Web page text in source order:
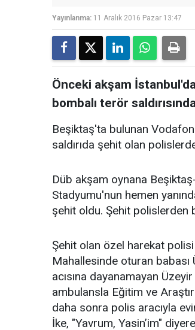
Yayınlanma: 11 Aralık 2016 Pazar 13:47
Önceki akşam
bombalı terör
Beşiktaş'ta bulunan
saldırıda şehit olan
Düb akşam oynana
Stadyumu'nun hemen
şehit oldu. Şehit polislerden
Şehit olan özel harekat
Mahallesinde oturan babası
acısına dayanamayan
ambulansla Eğitim ve
daha sonra polis aracıyla
İke, "Yavrum, Yasin’im"